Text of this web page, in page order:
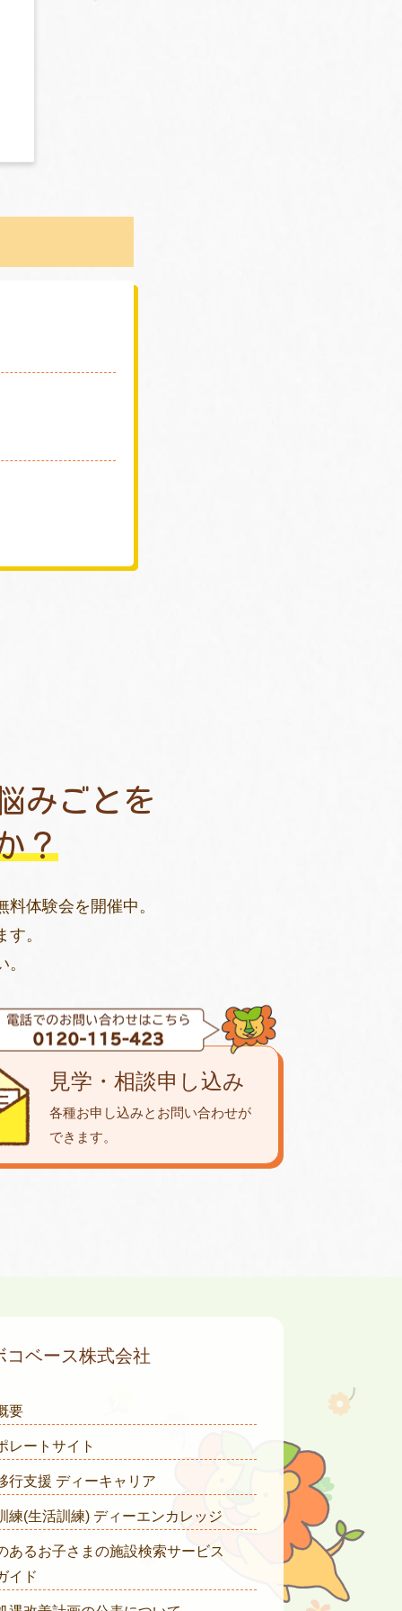
みごとを
？
体験会を開催中。
。
見学・相談申し込み
各種お申し込みとお問い合わせが
できます。
コベース株式会社
要
レートサイト
行支援 ディーキャリア
練(生活訓練) ディーエンカレッジ
あるお子さまの施設検索サービス
イド